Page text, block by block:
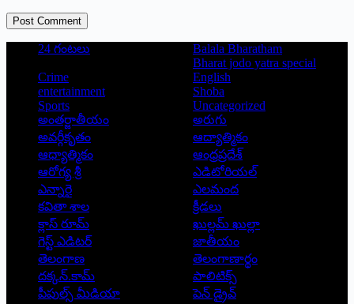
Post Comment
24 గంటలు
Balala Bharatham
Bharat jodo yatra special
Crime
English
entertainment
Shoba
Sports
Uncategorized
అంతర్జాతీయం
అరుగు
అవర్గీకృతం
ఆద్యాత్మికం
ఆధ్యాత్మికం
ఆంధ్రప్రదేశ్
ఆరోగ్య శ్రీ
ఎడిటోరియల్
ఎన్నారై
ఎలమంద
కవితా శాల
క్రీడలు
క్లాస్ రూమ్
ఖుల్లమ్ ఖుల్లా
గెస్ట్ ఎడిటర్
జాతీయం
తెలంగాణ
తెలంగాణార్థం
దక్కన్.కామ్
పాలిటిక్స్
పీపుల్స్ ‌మీడియా
పెన్ డ్రైవ్